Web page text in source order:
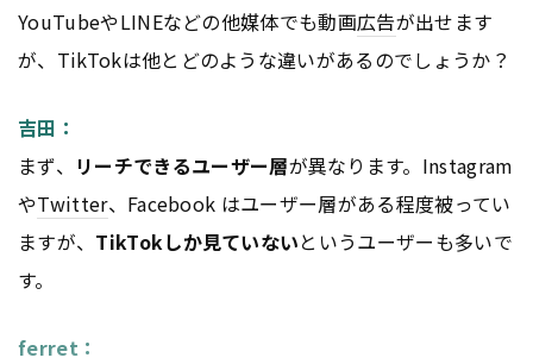
YouTubeやLINEなどの他媒体でも動画広告が出せます
が、TikTokは他とどのような違いがあるのでしょうか？
吉田：
まず、 リーチできるユーザー層が異なります。Instagram
やTwitter、Facebook はユーザー層がある程度被ってい
ますが、 TikTokしか見ていないというユーザーも多いで
す。
ferret：